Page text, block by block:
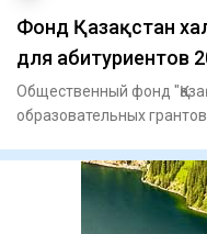
Фонд Қазақстан
для абитуриентов
Общественный фонд
образовательных